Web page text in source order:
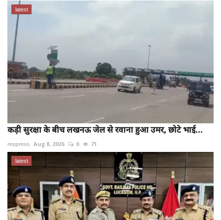
latest
कड़ी सुरक्षा के बीच लखनऊ जेल से रवाना हुआ उमर, छोटे भाई...
rexpress Aug 8, 2026 0 71
latest